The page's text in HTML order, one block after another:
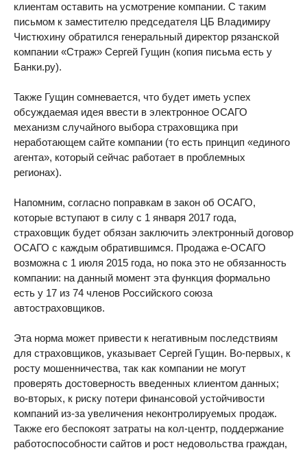
клиентам оставить на усмотрение компании. С таким
письмом к заместителю председателя ЦБ Владимиру
Чистюхину обратился генеральный директор рязанской
компании «Страж» Сергей Гущин (копия письма есть у
Банки.ру).
Также Гущин сомневается, что будет иметь успех
обсуждаемая идея ввести в электронное ОСАГО
механизм случайного выбора страховщика при
неработающем сайте компании (то есть принцип «единого
агента», который сейчас работает в проблемных
регионах).
Напомним, согласно поправкам в закон об ОСАГО,
которые вступают в силу с 1 января 2017 года,
страховщик будет обязан заключить электронный договор
ОСАГО с каждым обратившимся. Продажа е-ОСАГО
возможна с 1 июля 2015 года, но пока это не обязанность
компании: на данный момент эта функция формально
есть у 17 из 74 членов Российского союза
автостраховщиков.
Эта норма может привести к негативным последствиям
для страховщиков, указывает Сергей Гущин. Во-первых, к
росту мошенничества, так как компании не могут
проверять достоверность введенных клиентом данных;
во-вторых, к риску потери финансовой устойчивости
компаний из-за увеличения неконтролируемых продаж.
Также его беспокоят затраты на кол-центр, поддержание
работоспособности сайтов и рост недовольства граждан,